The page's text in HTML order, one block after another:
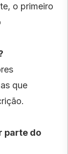
o primeiro
que
parte do